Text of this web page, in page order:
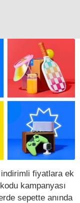
fiyatlara ek
kampanyası
sepette anında